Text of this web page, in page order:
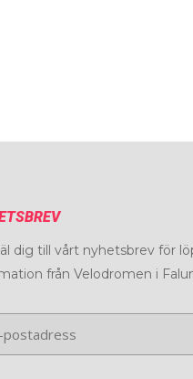
dig till vårt nyhetsbrev för
från Velodromen i